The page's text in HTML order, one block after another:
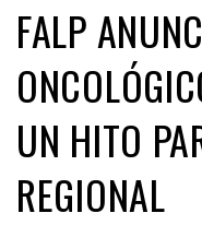
FALP
UN HITO
REGIONAL